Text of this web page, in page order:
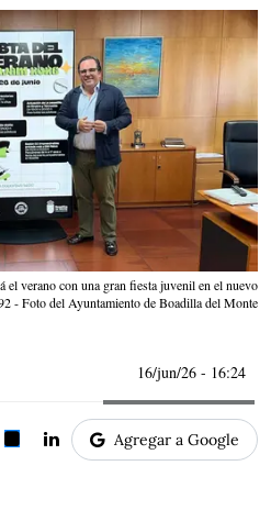
el verano con una gran fiesta juvenil en el nuevo
- Foto del Ayuntamiento de Boadilla del Monte
16/jun/26 - 16:24
Agregar a Google